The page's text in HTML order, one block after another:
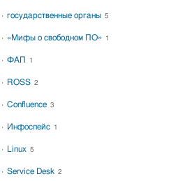
государственные органы 5
«Мифы о свободном ПО» 1
ФАП 1
ROSS 2
Confluence 3
Инфоспейс 1
Linux 5
Service Desk 2